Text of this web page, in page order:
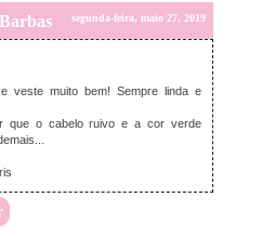
segunda-feira, maio 27, 2019
veste muito bem! Sempre linda e
que o cabelo ruivo e a cor verde